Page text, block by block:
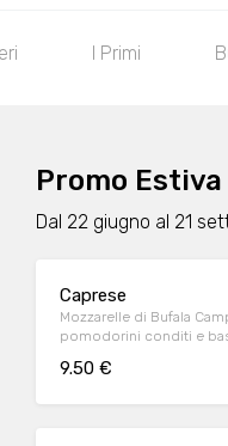
I Primi
Promo
Dal 22 giugno al 21
Caprese
Mozzarelle di Bufala
pomodorini conditi e
9.50 €